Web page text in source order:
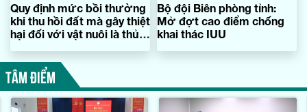
Quy định mức bồi thường
khi thu hồi đất mà gây thiệt
hại đối với vật nuôi là thủy
Bộ đội Biên phòng tỉnh:
Mở đợt cao điểm chống
khai thác IUU
TÂM ĐIỂM